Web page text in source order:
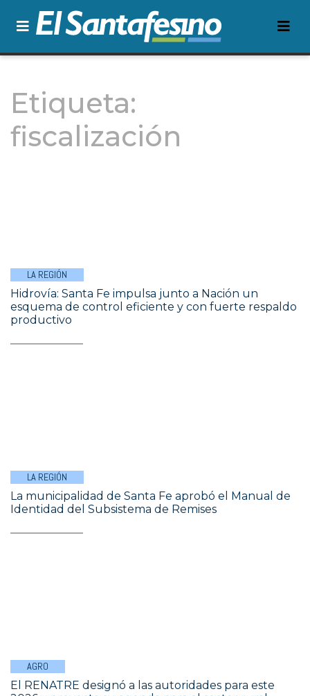
Etiqueta:
fiscalización
LA REGIÓN
Hidrovía: Santa Fe impulsa junto a Nación un
esquema de control eficiente y con fuerte respaldo
productivo
LA REGIÓN
La municipalidad de Santa Fe aprobó el Manual de
Identidad del Subsistema de Remises
AGRO
El RENATRE designó a las autoridades para este